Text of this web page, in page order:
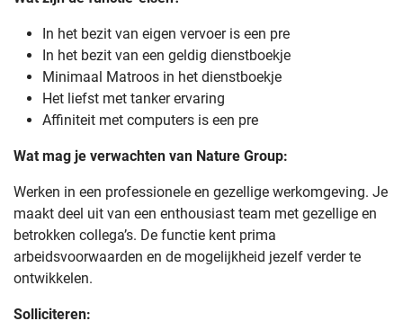
In het bezit van eigen vervoer is een pre
In het bezit van een geldig dienstboekje
Minimaal Matroos in het dienstboekje
Het liefst met tanker ervaring
Affiniteit met computers is een pre
Wat mag je verwachten van Nature Group:
Werken in een professionele en gezellige werkomgeving. Je
maakt deel uit van een enthousiast team met gezellige en
betrokken collega’s. De functie kent prima
arbeidsvoorwaarden en de mogelijkheid jezelf verder te
ontwikkelen.
Solliciteren: